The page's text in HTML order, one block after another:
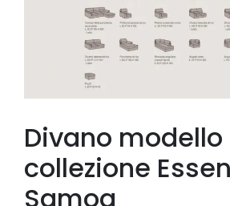
Divano modello
collezione
Samoa